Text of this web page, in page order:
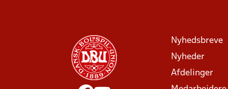
Nyhedsbreve
Nyheder
Afdelinger